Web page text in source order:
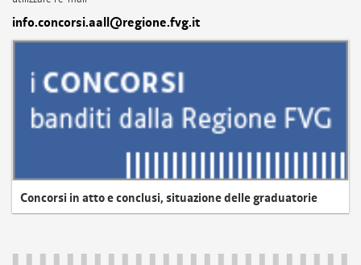
info.concorsi.aall@regione.fvg.it
Concorsi in atto e conclusi, situazione delle graduatorie